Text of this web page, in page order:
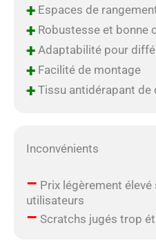
+Espaces de
+Robustesse et bonne
+Adaptabilité pour
+Facilité de montage
+Tissu antidérapant de
Inconvénients
– Prix légèrement
utilisateurs
– Scratchs jugés trop